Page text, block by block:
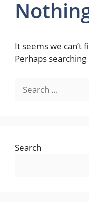
It seems we can’t
Perhaps searching
for:
Search